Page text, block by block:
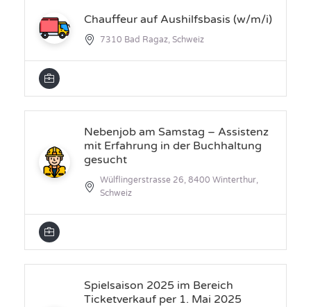
Chauffeur auf Aushilfsbasis (w/m/i)
7310 Bad Ragaz, Schweiz
Nebenjob am Samstag – Assistenz
mit Erfahrung in der Buchhaltung
gesucht
Wülflingerstrasse 26, 8400 Winterthur,
Schweiz
Spielsaison 2025 im Bereich
Ticketverkauf per 1. Mai 2025